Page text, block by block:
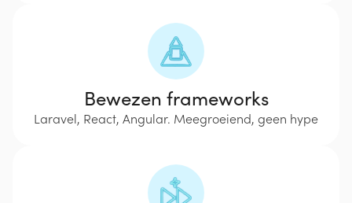
Bewezen frameworks
Laravel, React, Angular. Meegroeiend, geen hype